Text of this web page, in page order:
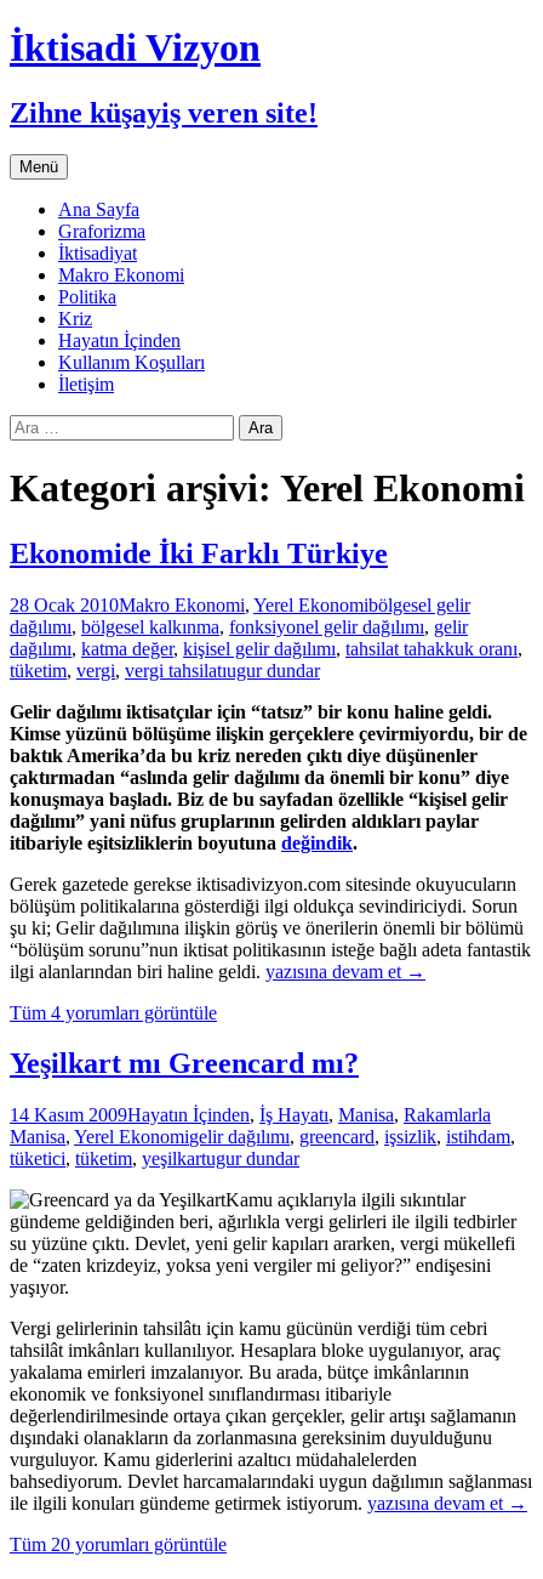
İktisadi Vizyon
Zihne küşayiş veren site!
Menü İçeriğe
atla
Ana Sayfa
Graforizma
İktisadiyat
Makro Ekonomi
Politika
Kriz
Hayatın İçinden
Kullanım Koşulları
İletişim
Arama:
Kategori arşivi: Yerel Ekonomi
Ekonomide İki Farklı Türkiye
28 Ocak 2010Makro Ekonomi, Yerel Ekonomibölgesel gelir
dağılımı, bölgesel kalkınma, fonksiyonel gelir dağılımı, gelir
dağılımı, katma değer, kişisel gelir dağılımı, tahsilat tahakkuk oranı,
tüketim, vergi, vergi tahsilatıugur dundar
Gelir dağılımı iktisatçılar için “tatsız” bir konu haline geldi.
Kimse yüzünü bölüşüme ilişkin gerçeklere çevirmiyordu, bir de
baktık Amerika’da bu kriz nereden çıktı diye düşünenler
çaktırmadan “aslında gelir dağılımı da önemli bir konu” diye
konuşmaya başladı. Biz de bu sayfadan özellikle “kişisel gelir
dağılımı” yani nüfus gruplarının gelirden aldıkları paylar
itibariyle eşitsizliklerin boyutuna değindik.
Gerek gazetede gerekse iktisadivizyon.com sitesinde okuyucuların
bölüşüm politikalarına gösterdiği ilgi oldukça sevindiriciydi. Sorun
şu ki; Gelir dağılımına ilişkin görüş ve önerilerin önemli bir bölümü
“bölüşüm sorunu”nun iktisat politikasının isteğe bağlı adeta fantastik
ilgi alanlarından biri haline geldi. Ekonomide
yazısına devam et →
Tüm 4 yorumları görüntüle
Yeşilkart mı Greencard mı?
14 Kasım 2009Hayatın İçinden, İş Hayatı, Manisa, Rakamlarla
Manisa, Yerel Ekonomigelir dağılımı, greencard, işsizlik, istihdam,
tüketici, tüketim, yeşilkartugur dundar
Kamu açıklarıyla ilgili sıkıntılar
gündeme geldiğinden beri, ağırlıkla vergi gelirleri ile ilgili tedbirler
su yüzüne çıktı. Devlet, yeni gelir kapıları ararken, vergi mükellefi
de “zaten krizdeyiz, yoksa yeni vergiler mi geliyor?” endişesini
yaşıyor.
Vergi gelirlerinin tahsilâtı için kamu gücünün verdiği tüm cebri
tahsilât imkânları kullanılıyor. Hesaplara bloke uygulanıyor, araç
yakalama emirleri imzalanıyor. Bu arada, bütçe imkânlarının
ekonomik ve fonksiyonel sınıflandırması itibariyle
değerlendirilmesinde ortaya çıkan gerçekler, gelir artışı sağlamanın
dışındaki olanakların da zorlanmasına gereksinim duyulduğunu
vurguluyor. Kamu giderlerini azaltıcı müdahalelerden
bahsediyorum. Devlet harcamalarındaki uygun dağılımın sağlanması
ile ilgili konuları gündeme getirmek istiyorum. Yeşilkart
yazısına devam et →
Tüm 20 yorumları görüntüle